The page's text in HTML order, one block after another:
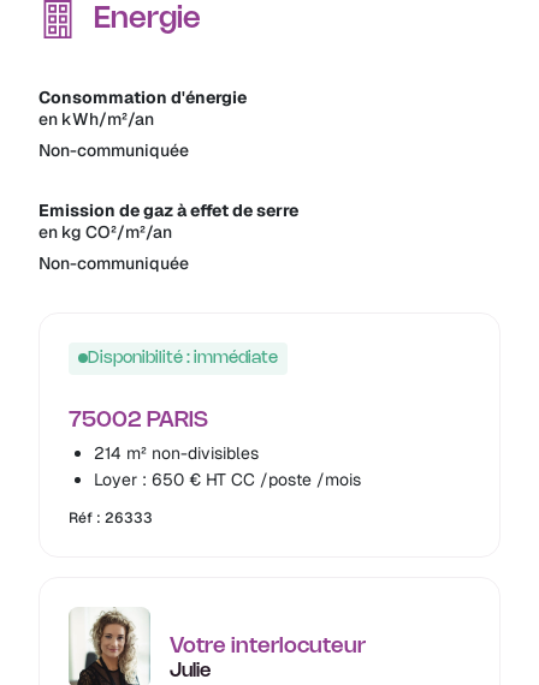
Energie
Consommation d'énergie
en kWh/m²/an
Non-communiquée
Emission de gaz à effet de serre
en kg CO²/m²/an
Non-communiquée
Disponibilité : immédiate
75002 PARIS
214 m² non-divisibles
Loyer : 650 € HT CC /poste /mois
Réf : 26333
Votre interlocuteur
Julie